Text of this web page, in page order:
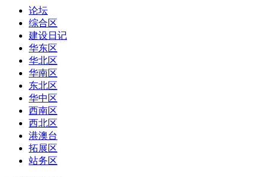
论坛
综合区
建设日记
华东区
华北区
华南区
东北区
华中区
西南区
西北区
港澳台
拓展区
站务区